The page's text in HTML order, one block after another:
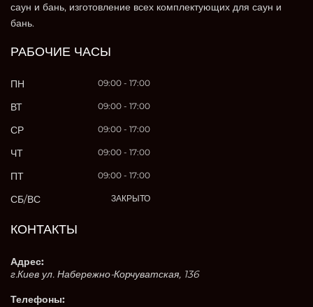
саун и бань, изготовление всех комплектующих для саун и
бань.
РАБОЧИЕ ЧАСЫ
ПН 09:00 - 17:00
ВТ 09:00 - 17:00
СР 09:00 - 17:00
ЧТ 09:00 - 17:00
ПТ 09:00 - 17:00
СБ/ВС ЗАКРЫТО
КОНТАКТЫ
Адрес:
г.Киев ул. Набережно-Корчуватская, 136
Телефоны: